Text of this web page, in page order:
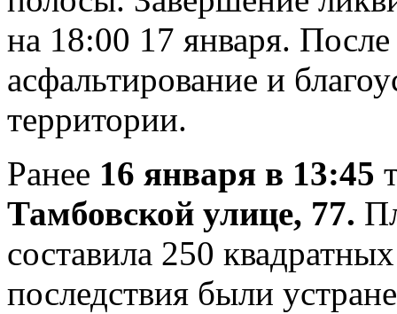
на 18:00 17 января. После
асфальтирование и
территории.
Ранее 16 января в 13:45
Тамбовской улице, 77.
составила 250
последствия были